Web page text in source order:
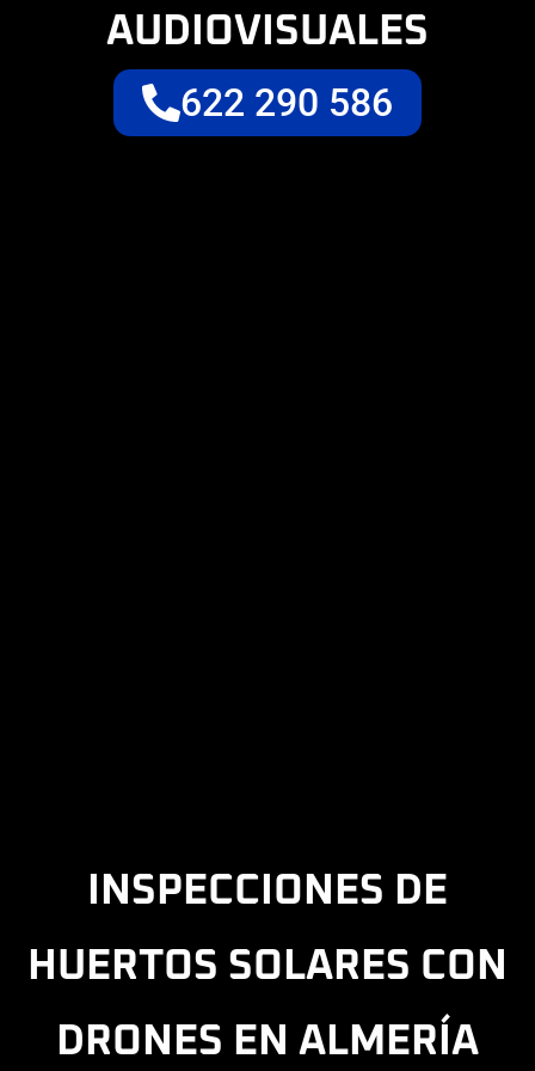
AUDIOVISUALES
622 290 586
INSPECCIONES DE
HUERTOS SOLARES CON
DRONES EN ALMERÍA